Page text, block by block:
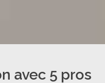
avec 5 pros